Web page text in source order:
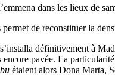
dans les lieux de
de reconstituer la
définitivement à
encore pavée. La
étaient alors Dona Marta,